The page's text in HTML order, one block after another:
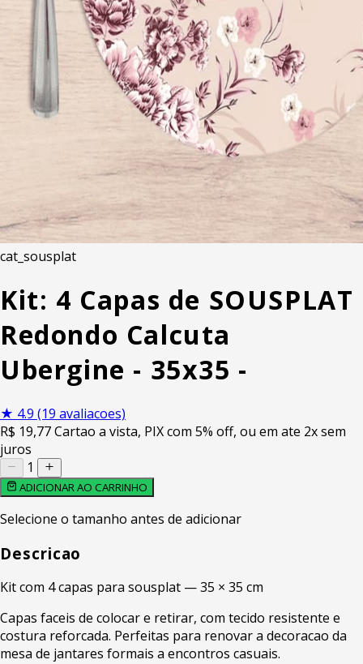
cat_sousplat
Kit: 4 Capas de SOUSPLAT
Redondo Calcuta
Ubergine - 35x35 -
★ 4.9 (19 avaliacoes)
R$ 19,77Cartao a vista, PIX com 5% off, ou em ate 2x sem
juros
1
ADICIONAR AO CARRINHO
Selecione o tamanho antes de adicionar
Descricao
Kit com 4 capas para sousplat — 35 × 35 cm
Capas faceis de colocar e retirar, com tecido resistente e
costura reforcada. Perfeitas para renovar a decoracao da
mesa de jantares formais a encontros casuais.